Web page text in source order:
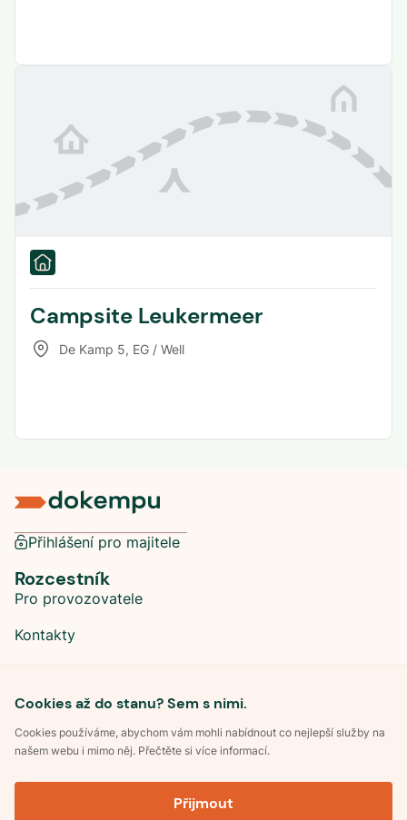
Campsite Leukermeer
De Kamp 5, EG / Well
Cookies až do stanu? Sem s nimi.
Cookies používáme, abychom vám mohli nabídnout co nejlepší služby na
našem webu i mimo něj. Přečtěte si více informací.
Přijmout
Přihlášení pro majitele
Rozcestník
Pro provozovatele
Kontakty